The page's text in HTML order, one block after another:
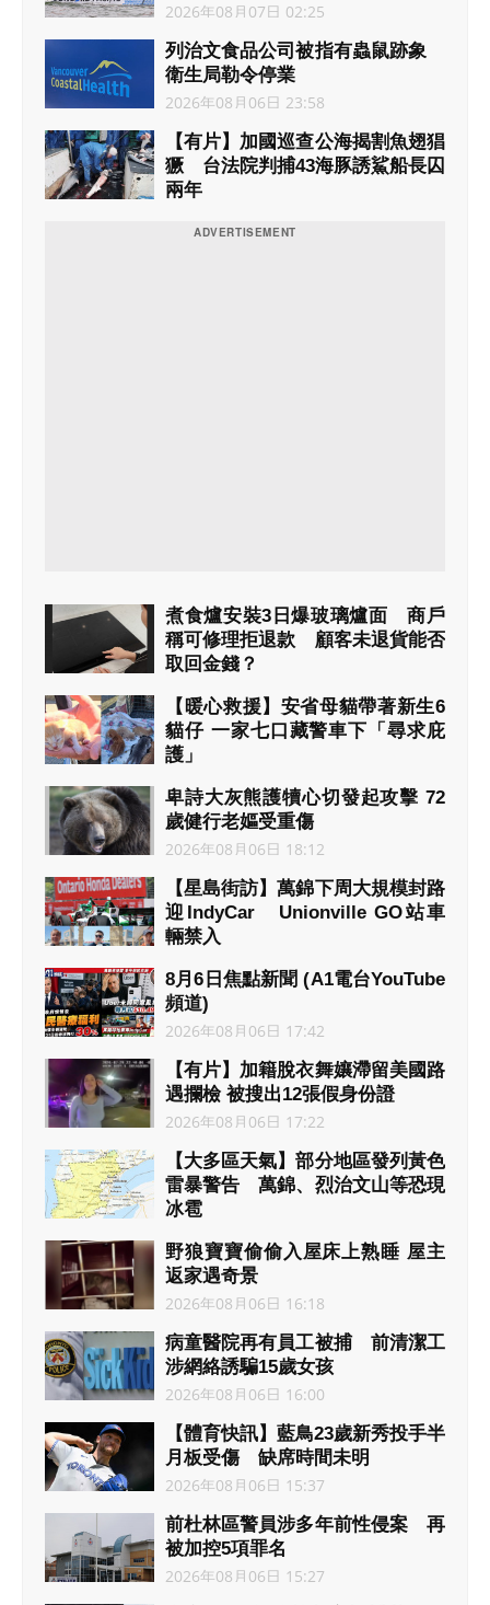
2026年08月07日 02:25
列治文食品公司被指有蟲鼠跡象
衛生局勒令停業
2026年08月06日 23:58
【有片】加國巡查公海揭割魚翅猖
獗 台法院判捕43海豚誘鯊船長囚
兩年
煮食爐安裝3日爆玻璃爐面 商戶
稱可修理拒退款 顧客未退貨能否
取回金錢？
2026年08月06日 19:31
【暖心救援】安省母貓帶著新生6
貓仔 一家七口藏警車下「尋求庇
護」
2026年08月06日 19:07
卑詩大灰熊護犢心切發起攻擊 72
歲健行老嫗受重傷
2026年08月06日 18:12
【星島街訪】萬錦下周大規模封路
迎IndyCar Unionville GO站車
輛禁入
2026年08月06日 18:00
8月6日焦點新聞 (A1電台YouTube
頻道)
2026年08月06日 17:42
【有片】加籍脫衣舞孃滯留美國路
遇攔檢 被搜出12張假身份證
2026年08月06日 17:22
【大多區天氣】部分地區發列黃色
雷暴警告 萬錦、烈治文山等恐現
冰雹
2026年08月06日 16:36
野狼寶寶偷偷入屋床上熟睡 屋主
返家遇奇景
2026年08月06日 16:18
病童醫院再有員工被捕 前清潔工
涉網絡誘騙15歲女孩
2026年08月06日 16:00
【體育快訊】藍鳥23歲新秀投手半
月板受傷 缺席時間未明
2026年08月06日 15:37
前杜林區警員涉多年前性侵案 再
被加控5項罪名
2026年08月06日 15:27